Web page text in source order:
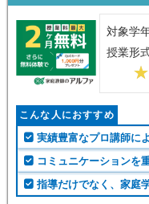
対象学
授業形
こんな人におすすめ
実績豊富なプロ講師に
コミュニケーションを
指導だけでなく、家庭